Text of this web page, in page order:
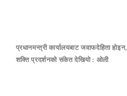
प्रधानमन्त्री कार्यालयबाट जवाफदेहिता होइन,
शक्ति प्रदर्शनको संकेत देखियो : ओली